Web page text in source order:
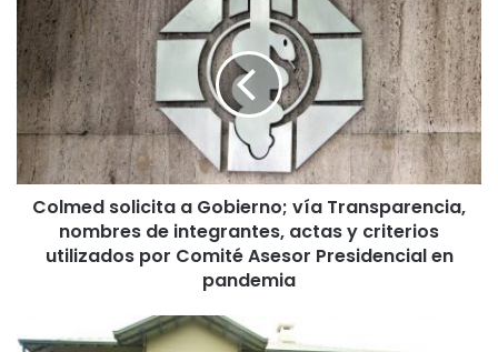
o
e
s
o
l
G
Colmed solicita a Gobierno; vía Transparencia,
nombres de integrantes, actas y criterios
utilizados por Comité Asesor Presidencial en
pandemia